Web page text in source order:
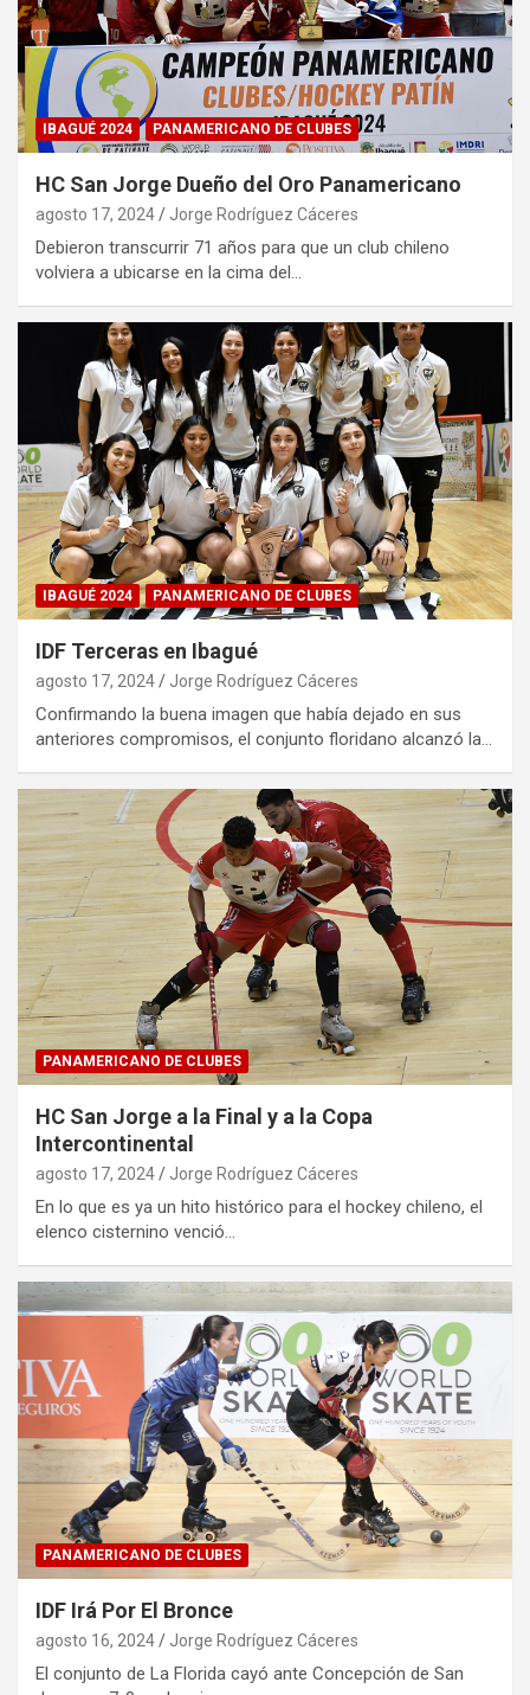
IBAGUÉ 2024 PANAMERICANO DE CLUBES
HC San Jorge Dueño del Oro Panamericano
agosto 17, 2024 Jorge Rodríguez Cáceres
Debieron transcurrir 71 años para que un club chileno
volviera a ubicarse en la cima del…
IBAGUÉ 2024 PANAMERICANO DE CLUBES
IDF Terceras en Ibagué
agosto 17, 2024 Jorge Rodríguez Cáceres
Confirmando la buena imagen que había dejado en sus
anteriores compromisos, el conjunto floridano alcanzó la…
PANAMERICANO DE CLUBES
HC San Jorge a la Final y a la Copa
Intercontinental
agosto 17, 2024 Jorge Rodríguez Cáceres
En lo que es ya un hito histórico para el hockey chileno, el
elenco cisternino venció…
PANAMERICANO DE CLUBES
IDF Irá Por El Bronce
agosto 16, 2024 Jorge Rodríguez Cáceres
El conjunto de La Florida cayó ante Concepción de San